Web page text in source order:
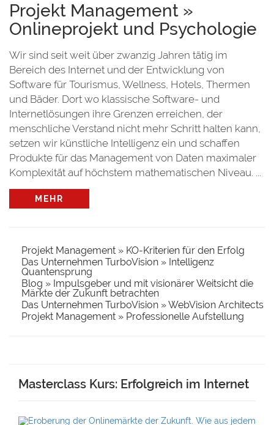
Projekt Management »
Onlineprojekt und Psychologie
Wir sind seit weit über zwanzig Jahren tätig im
Bereich des Internet und der Entwicklung von
Software für Tourismus, Wellness, Hotels, Thermen
und Bäder. Dort wo klassische Software- und
Internetlösungen ihre Grenzen erreichen, der
menschliche Verstand nicht mehr Schritt halten kann,
setzen wir künstliche Intelligenz ein und schaffen
Produkte für das Management von Daten maximaler
Komplexität auf höchstem mathematischen Niveau. ...
MEHR
Projekt Management » KO-Kriterien für den Erfolg
Das Unternehmen TurboVision » Intelligenz
Quantensprung
Blog » Impulsgeber und mit visionärer Weitsicht die
Märkte der Zukunft betrachten
Das Unternehmen TurboVision » WebVision Architects
Projekt Management » Professionelle Aufstellung
Masterclass Kurs: Erfolgreich im Internet